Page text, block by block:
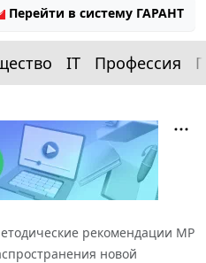
Перейти в систему ГАРАНТ
IT Профессия
рекомендации MP
новой